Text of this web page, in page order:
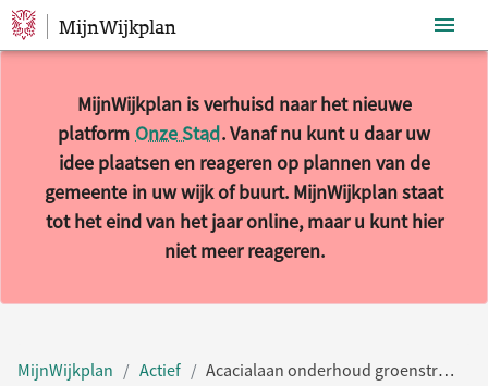
Sla navigatie over
MijnWijkplan
MijnWijkplan is verhuisd naar het nieuwe
platform Onze Stad. Vanaf nu kunt u daar uw
idee plaatsen en reageren op plannen van de
gemeente in uw wijk of buurt. MijnWijkplan staat
tot het eind van het jaar online, maar u kunt hier
niet meer reageren.
MijnWijkplan Actief Acacialaan onderhoud groenstrook